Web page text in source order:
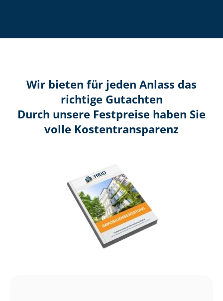
Wir bieten für jeden Anlass das
richtige Gutachten
Durch unsere Festpreise haben Sie
volle Kosten­transparenz